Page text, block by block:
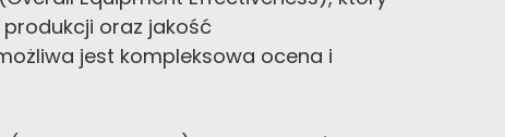
oraz jakość
jest kompleksowa ocena i